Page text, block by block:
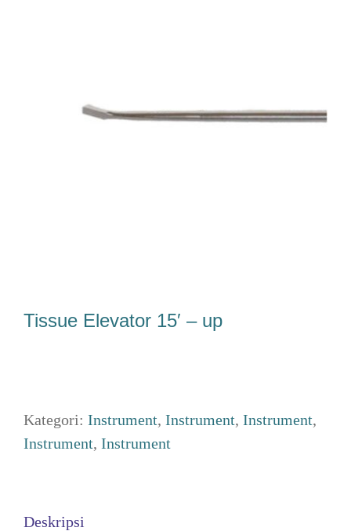
Tissue Elevator 15′ – up
Kategori: Instrument, Instrument, Instrument,
Instrument, Instrument
Deskripsi